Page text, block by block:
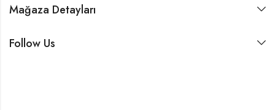
Mağaza Detayları
Follow Us